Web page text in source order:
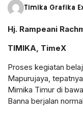
Timika Grafika
Hj. Rampeani
TIMIKA, TimeX
Proses kegiatan
Mapurujaya,
Mimika Timur di
Banna berjalan